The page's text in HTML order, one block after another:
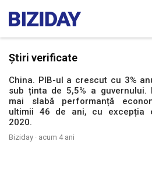
Știri verificate
China. PIB-ul a crescut cu 3%
sub ținta de 5,5% a guvernului.
mai slabă performanță
ultimii 46 de ani, cu excepția
2020.
Biziday · acum 4 ani